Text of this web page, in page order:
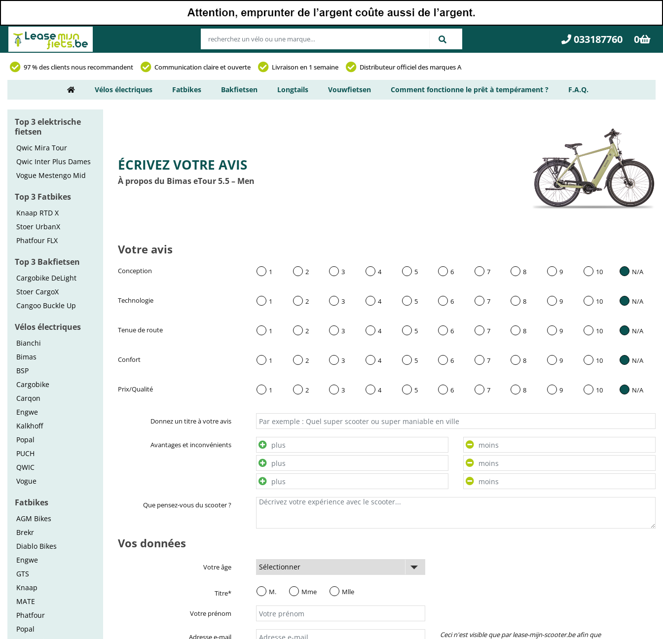
033187760 0
97 % des clients nous recommandent Communication claire et ouverte Livraison en 1 semaine Distributeur officiel des marques A
Vélos électriques Fatbikes Bakfietsen Longtails Vouwfietsen Comment fonctionne le prêt à tempérament ? F.A.Q.
Top 3 elektrische
fietsen
Qwic Mira Tour
Qwic Inter Plus Dames
Vogue Mestengo Mid
Top 3 Fatbikes
Knaap RTD X
Stoer UrbanX
Phatfour FLX
Top 3 Bakfietsen
Cargobike DeLight
Stoer CargoX
Cangoo Buckle Up
Vélos électriques
Bianchi
Bimas
BSP
Cargobike
Carqon
Engwe
Kalkhoff
Popal
PUCH
QWIC
Vogue
Fatbikes
AGM Bikes
Brekr
Diablo Bikes
Engwe
GTS
Knaap
MATE
Phatfour
Popal
ÉCRIVEZ VOTRE AVIS
À propos du Bimas eTour 5.5 – Men
Votre avis
Conception 1 2 3 4 5 6 7 8 9 10 N/A
Technologie 1 2 3 4 5 6 7 8 9 10 N/A
Tenue de route 1 2 3 4 5 6 7 8 9 10 N/A
Confort 1 2 3 4 5 6 7 8 9 10 N/A
Prix/Qualité 1 2 3 4 5 6 7 8 9 10 N/A
Donnez un titre à votre avis
Avantages et inconvénients
Que pensez-vous du scooter ?
Vos données
Votre âge
Titre* M. Mme Mlle
Votre prénom
Adresse e-mail
Ceci n'est visible que par lease-mijn-scooter.be afin que